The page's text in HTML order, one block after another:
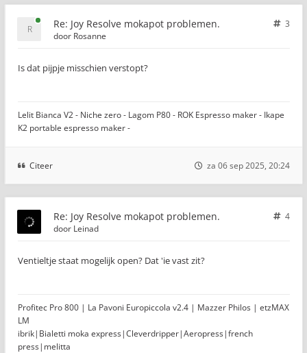
Re: Joy Resolve mokapot problemen.
3
door Rosanne
Is dat pijpje misschien verstopt?
Lelit Bianca V2 - Niche zero - Lagom P80 - ROK Espresso maker - Ikape
K2 portable espresso maker -
Citeer za 06 sep 2025, 20:24
Re: Joy Resolve mokapot problemen.
4
door Leinad
Ventieltje staat mogelijk open? Dat 'ie vast zit?
Profitec Pro 800 | La Pavoni Europiccola v2.4 | Mazzer Philos | etzMAX
LM
ibrik|Bialetti moka express|Cleverdripper|Aeropress|french
press|melitta